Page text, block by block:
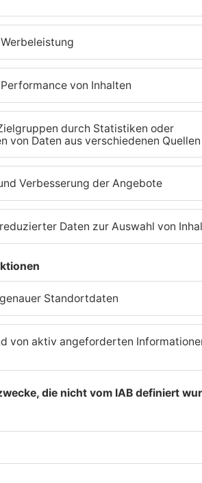
Gute Nachrichten für
Pendler im Main-Kinzig-
Kreis und in Hanau
TOPNEWS